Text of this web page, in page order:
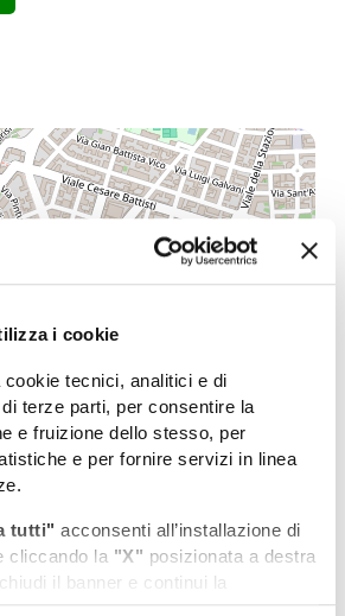
i cookie
tecnici, analitici e di
terze parti, per consentire la
e fruizione dello stesso, per
e per fornire servizi in linea
tutti" acconsenti all’installazione di
cliccando la "X" posizionata a destra
chiudi il banner e continui la